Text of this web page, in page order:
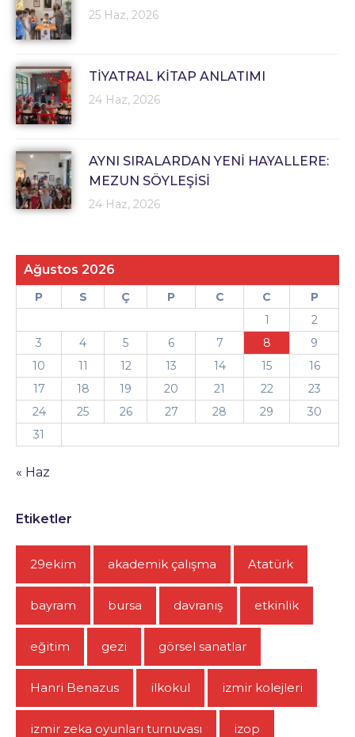
25 Haz, 2026
TİYATRAL KİTAP ANLATIMI
24 Haz, 2026
AYNI SIRALARDAN YENİ HAYALLERE:
MEZUN SÖYLEŞİSİ
24 Haz, 2026
Ağustos 2026
P S Ç P C C
P
1
2
3
4 5 6 7 8
9
10
11 12 13 14 15
16
17
18 19 20 21 22
23
24
25 26 27 28 29
30
31
« Haz
Etiketler
29ekim akademik çalışma Atatürk
bayram bursa davranış etkinlik
eğitim gezi görsel sanatlar
Hanri Benazus ilkokul izmir kolejleri
izmir zeka oyunları turnuvası izop